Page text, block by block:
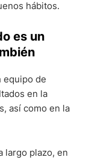
hábitos.
es un
equipo de
en la
así como en la
largo plazo, en